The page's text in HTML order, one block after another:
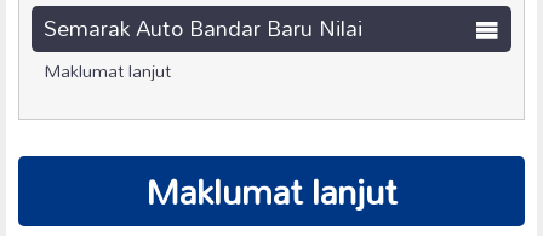
Semarak Auto Bandar Baru Nilai
Maklumat lanjut
Maklumat lanjut